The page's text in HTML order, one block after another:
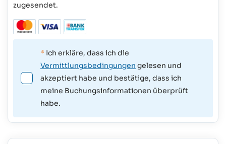
zugesendet.
* Ich erkläre, dass ich die
Vermittlungsbedingungen gelesen und
akzeptiert habe und bestätige, dass ich
meine Buchungsinformationen überprüft
habe.